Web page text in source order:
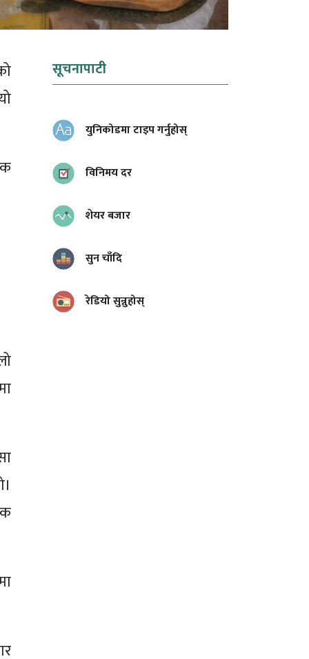
सूचनापाटी
युनिकोडमा टाइप गर्नुहोस्
विनिमय दर
शेयर बजार
सुन चाँदि
रेडियो सुन्नुहोस्